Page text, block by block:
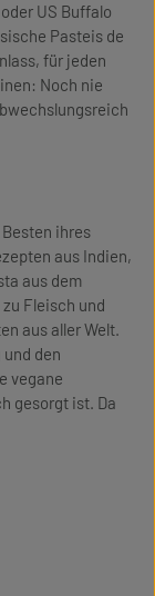
US Buffalo
Pasteis de
für jeden
Noch nie
ihres
aus Indien,
aus dem
Fleisch und
aus aller Welt.
den
vegane
gesorgt ist. Da